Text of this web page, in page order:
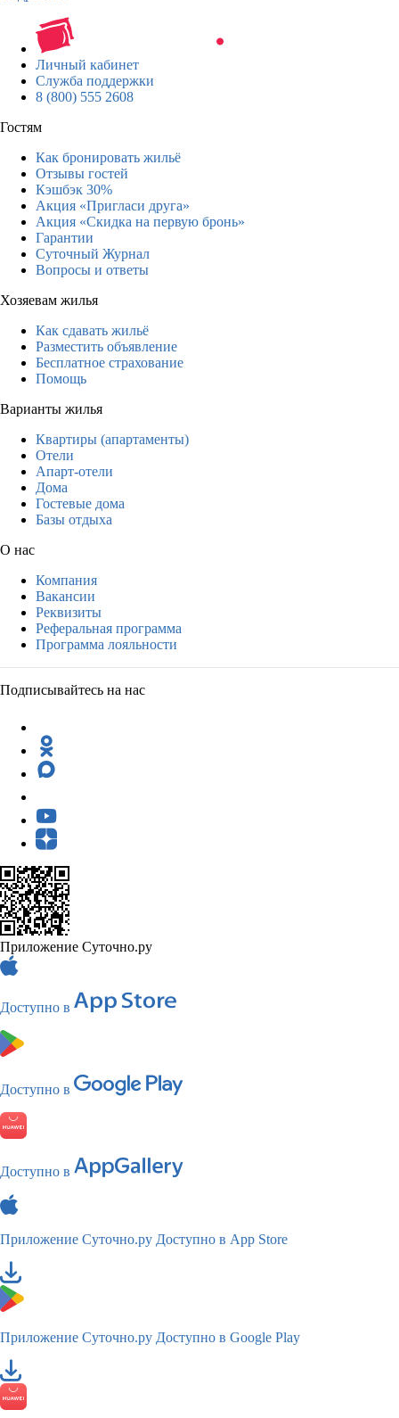
Личный кабинет
Служба поддержки
8 (800) 555 2608
Гостям
Как бронировать жильё
Отзывы гостей
Кэшбэк 30%
Акция «Пригласи друга»
Акция «Скидка на первую бронь»
Гарантии
Суточный Журнал
Вопросы и ответы
Хозяевам жилья
Как сдавать жильё
Разместить объявление
Бесплатное страхование
Помощь
Варианты жилья
Квартиры (апартаменты)
Отели
Апарт-отели
Дома
Гостевые дома
Базы отдыха
О нас
Компания
Вакансии
Реквизиты
Реферальная программа
Программа лояльности
Подписывайтесь на нас
Приложение Суточно.ру
Доступно в
Доступно в
Доступно в
Приложение Суточно.ру Доступно в App Store
Приложение Суточно.ру Доступно в Google Play